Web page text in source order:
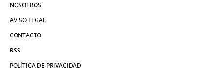
NOSOTROS
AVISO LEGAL
CONTACTO
RSS
POLÍTICA DE PRIVACIDAD